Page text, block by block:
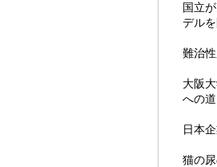
国立
デル
難治
大阪
への
日本
猫の